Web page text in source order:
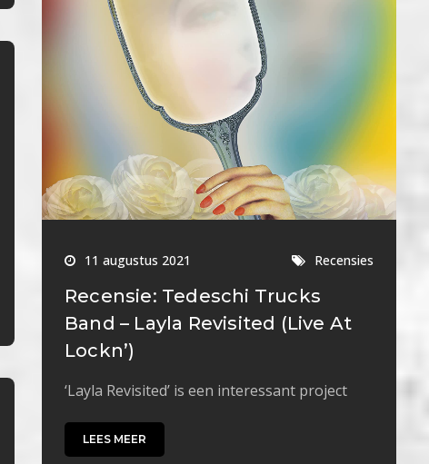
11 augustus 2021 Recensies
Recensie: Tedeschi Trucks
Band – Layla Revisited (Live At
Lockn’)
‘Layla Revisited’ is een interessant project
LEES MEER